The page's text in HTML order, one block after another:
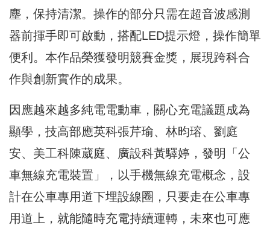
塵，保持清潔。 操作的部分只需在超音波感測
器前揮手即可啟動， 搭配LED提示燈，操作簡單
便利。本作品榮獲發明競賽金獎， 展現跨科合
作與創新實作的成果。
因應越來越多純電電動車，關心充電議題成為
顯學， 技高部應英科張芹瑜、林昀瑢、劉庭
安、美工科陳葳庭、 廣設科黃驛婷，發明「公
車無線充電裝置」，以手機無線充電概念， 設
計在公車專用道下埋設線圈，只要走在公車專
用道上， 就能隨時充電持續運轉，未來也可應